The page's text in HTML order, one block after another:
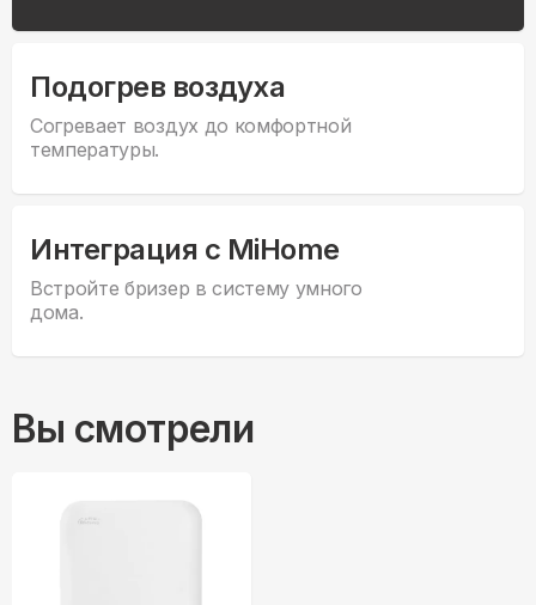
Подогрев воздуха
Согревает воздух до комфортной
температуры.
Интеграция с MiHome
Встройте бризер в систему умного
дома.
Вы смотрели